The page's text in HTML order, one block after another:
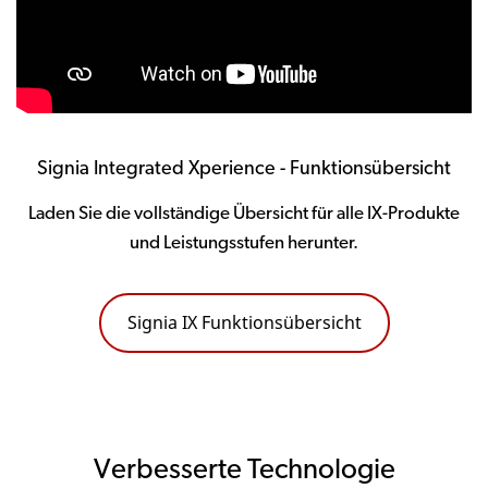
Signia Integrated Xperience - Funktionsübersicht
Laden Sie die vollständige Übersicht für alle IX-Produkte
und Leistungsstufen herunter.
Signia IX Funktionsübersicht
Verbesserte Technologie